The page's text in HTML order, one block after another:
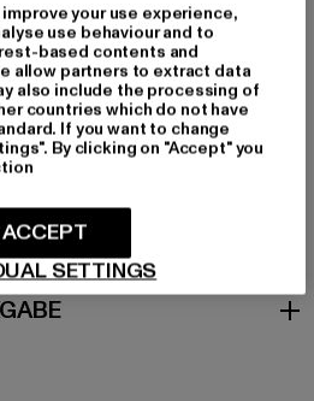
GmbH |service-de@buffalo-
Köln | DE
your use experience,
use behaviour and to
based contents and
allow partners to extract data
also include the processing of
countries which do not have
If you want to change
By clicking on "Accept" you
SETTINGS
ACCEPT